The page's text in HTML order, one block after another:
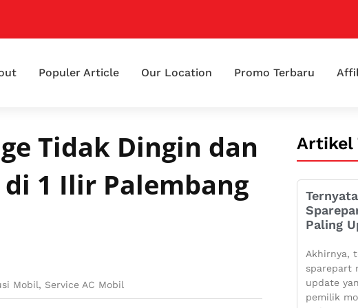
Populer Article Our Location Promo Terbaru
Tidak Dingin dan
di 1 Ilir Palembang
Mobil, Service AC Mobil
Artikel
Paling
Akhirnya,
sparepart
update
pemilik